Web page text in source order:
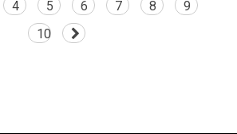
4 5 6 7 8
9
10